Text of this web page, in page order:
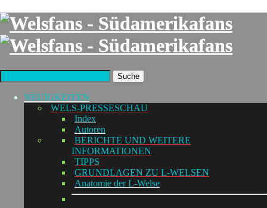
Suche
NEUIGKEITEN
WELS-PRESSESCHAU
Index
Autoren
BERICHTE UND WEITERE
INFORMATIONEN
TIPPS
GRUNDLAGEN ZU L-WELSEN
Anatomie der L-Welse